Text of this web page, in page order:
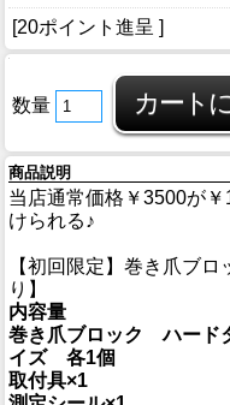
[20ポイント進呈 ]
数量
商品説明
当店通常価格￥3500が
けられる♪
【初回限定】巻き爪ブ
り】
内容量
巻き爪ブロック ハード
イズ 各1個
取付具×1